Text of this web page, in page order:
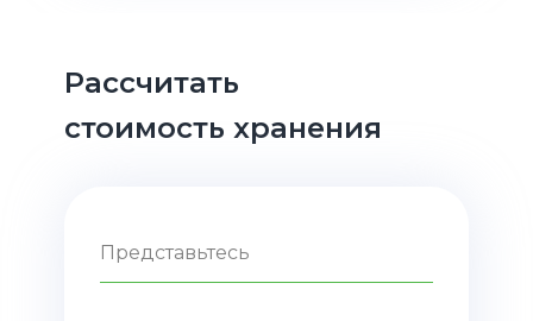
Рассчитать
стоимость хранения
Представьтесь